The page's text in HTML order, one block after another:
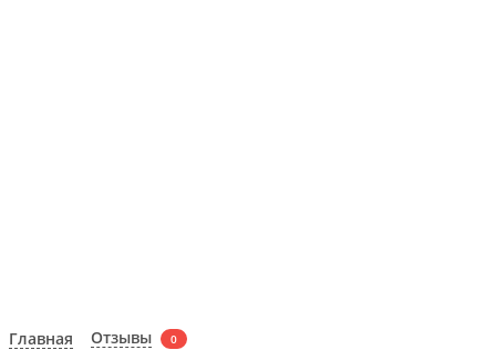
Главная Отзывы 0